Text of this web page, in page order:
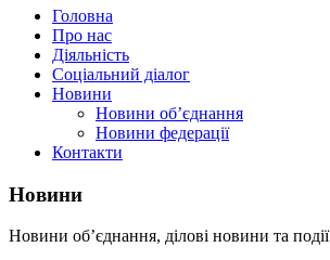
Головна
Про нас
Діяльність
Соціальний діалог
Новини
Новини об’єднання
Новини федерації
Контакти
Новини
Новини об’єднання, ділові новини та події